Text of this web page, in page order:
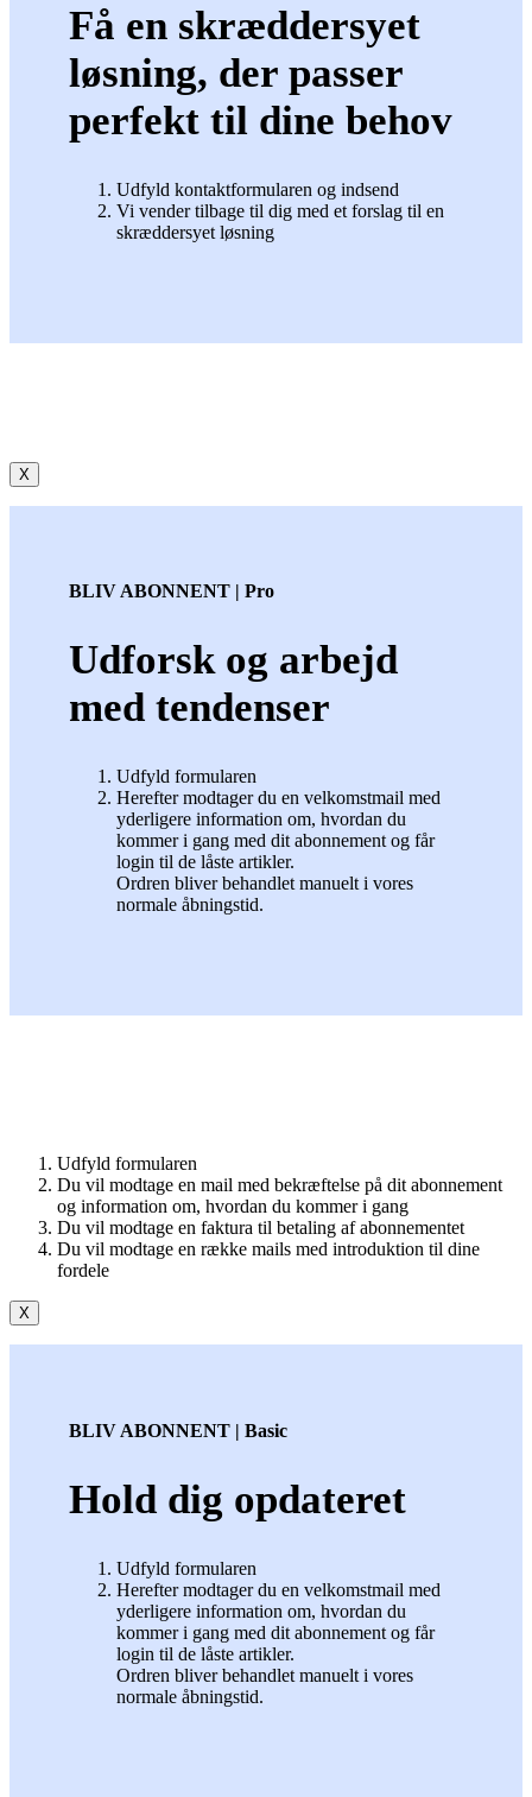
Få en skræddersyet
løsning, der passer
perfekt til dine behov
Udfyld kontaktformularen og indsend
Vi vender tilbage til dig med et forslag til en
skræddersyet løsning
X
BLIV ABONNENT | Pro
Udforsk og arbejd
med tendenser
Udfyld formularen
Herefter modtager du en velkomstmail med
yderligere information om, hvordan du
kommer i gang med dit abonnement og får
login til de låste artikler.
Ordren bliver behandlet manuelt i vores
normale åbningstid.
Udfyld formularen
Du vil modtage en mail med bekræftelse på dit abonnement
og information om, hvordan du kommer i gang
Du vil modtage en faktura til betaling af abonnementet
Du vil modtage en række mails med introduktion til dine
fordele
X
BLIV ABONNENT | Basic
Hold dig opdateret
Udfyld formularen
Herefter modtager du en velkomstmail med
yderligere information om, hvordan du
kommer i gang med dit abonnement og får
login til de låste artikler.
Ordren bliver behandlet manuelt i vores
normale åbningstid.